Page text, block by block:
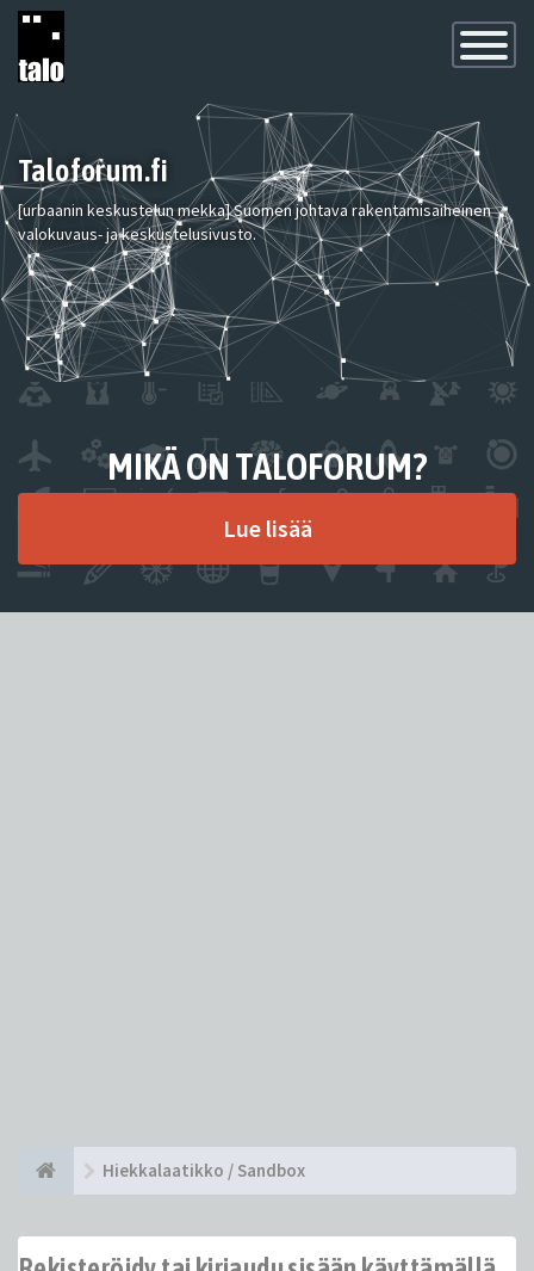
Toggle
Taloforum.fi
[urbaanin keskustelun mekka] Suomen johtava rakentamisaiheinen
valokuvaus- ja keskustelusivusto.
MIKÄ ON TALOFORUM?
Lue lisää
Hiekkalaatikko / Sandbox